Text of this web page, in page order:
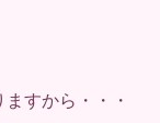
すから・・・